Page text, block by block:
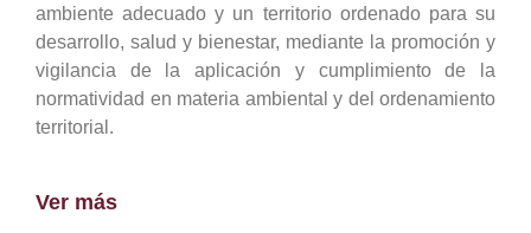
ambiente adecuado y un territorio ordenado para su
desarrollo, salud y bienestar, mediante la promoción y
vigilancia de la aplicación y cumplimiento de la
normatividad en materia ambiental y del ordenamiento
territorial.
Ver más